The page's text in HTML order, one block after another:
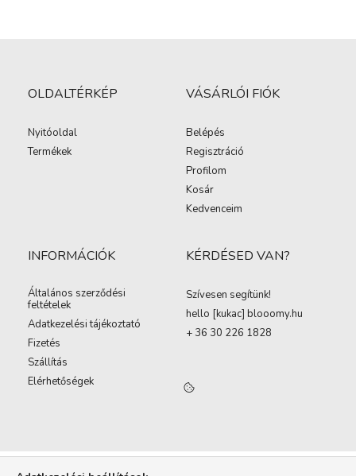
OLDALTÉRKÉP
Nyitóoldal
Termékek
VÁSÁRLÓI FIÓK
Belépés
Regisztráció
Profilom
Kosár
Kedvenceim
INFORMÁCIÓK
Általános szerződési
feltételek
Adatkezelési tájékoztató
Fizetés
Szállítás
Elérhetőségek
KÉRDÉSED VAN?
Szívesen segítünk!
hello [kukac] blooomy.hu
+ 36 30 226 1828